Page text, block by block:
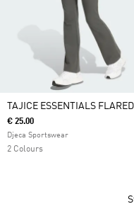
TAJICE ESSENTIALS FLARED
€ 25.00
Djeca Sportswear
2 Colours